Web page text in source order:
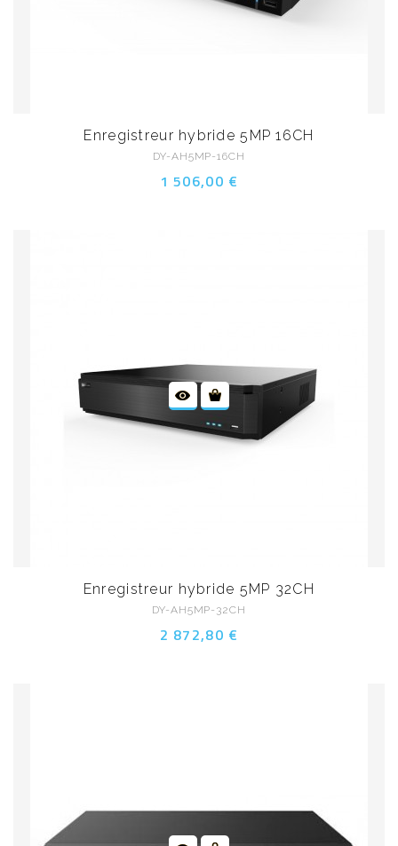
Enregistreur hybride 5MP 16CH
DY-AH5MP-16CH
1 506,00 €
Enregistreur hybride 5MP 32CH
DY-AH5MP-32CH
2 872,80 €